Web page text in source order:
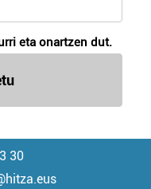
eta onartzen dut.
30